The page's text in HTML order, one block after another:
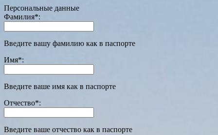
Персональные данные
Фамилия*:
Введите вашу фамилию как в паспорте
Имя*:
Введите ваше имя как в паспорте
Отчество*:
Введите ваше отчество как в паспорте